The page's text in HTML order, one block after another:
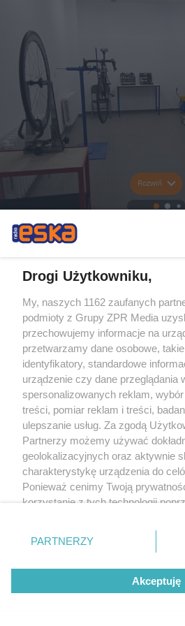
Rozwiń
Drogi Użytkowniku,
My, naszych 1162 zaufanych
podmioty z Grupy ZPR Media
przechowujemy informacje na
przetwarzamy dane osobowe,
identyfikatory, standardowe
urządzenie czy dane przeglądania
spersonalizowanych reklam,
treści, pomiar reklam i treści,
ulepszanie usług. Za zgodą
Partnerzy możemy używać
geolokalizacyjnych oraz aktywnie
charakterystykę urządzenia do
Ponieważ cenimy Twoją
korzystanie z tych technologii
zmienić/wycofać klikając przycisk
znajdujący się w lewym dolnym
rodzaje przetwarzania danych nie
użytkownika, ale masz prawo
przetwarzaniu. Preferencje będą
PARTNERZY
Akceptuję